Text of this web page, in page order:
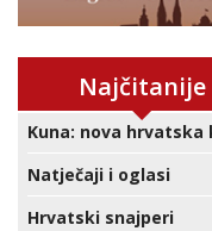
Najčitanije
Kuna: nova
Natječaji i oglasi
Hrvatski snajperi